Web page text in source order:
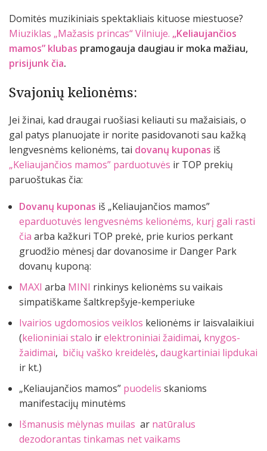
Domitės muzikiniais spektakliais kituose miestuose?
Miuziklas „Mažasis princas“ Vilniuje. „Keliaujančios
mamos” klubas pramogauja daugiau ir moka mažiau,
prisijunk čia.
Svajonių kelionėms:
Jei žinai, kad draugai ruošiasi keliauti su mažaisiais, o
gal patys planuojate ir norite pasidovanoti sau kažką
lengvesnėms kelionėms, tai dovanų kuponas iš
„Keliaujančios mamos” parduotuvės ir TOP prekių
paruoštukas čia:
Dovanų kuponas iš „Keliaujančios mamos”
eparduotuvės lengvesnėms kelionėms, kurį gali rasti
čia arba kažkuri TOP prekė, prie kurios perkant
gruodžio mėnesį dar dovanosime ir Danger Park
dovanų kuponą:
MAXI arba MINI rinkinys kelionėms su vaikais
simpatiškame šaltkrepšyje-kemperiuke
Ivairios ugdomosios veiklos kelionėms ir laisvalaikiui
(kelioniniai stalo irelektroniniai žaidimai, knygos-
žaidimai, bičių vaško kreidelės, daugkartiniai lipdukai
ir kt.)
„Keliaujančios mamos” puodelis skanioms
manifestacijų minutėms
Išmanusis mėlynas muilas ar natūralus
dezodorantas tinkamas net vaikams